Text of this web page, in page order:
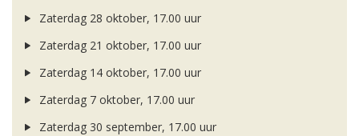
Zaterdag 28 oktober, 17.00 uur
Zaterdag 21 oktober, 17.00 uur
Zaterdag 14 oktober, 17.00 uur
Zaterdag 7 oktober, 17.00 uur
Zaterdag 30 september, 17.00 uur